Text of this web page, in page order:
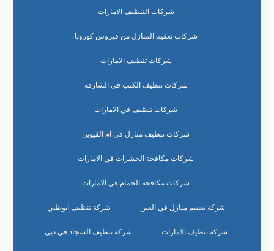
شركات التنظيف الامارات
شركات تعقيم المنازل من فيروس كورونا
شركات تنظيف الامارات
شركات تنظيف الكنب في الشارقة
شركات تنظيف في الامارات
شركات تنظيف منازل في ام القيوين
شركات مكافحة الحشرات في الامارات
شركات مكافحة الحمام في الامارات
شركة تعقيم منازل في العين شركة تنظيف ابوظبي
شركة تنظيف الامارات شركة تنظيف السجاد في دبي